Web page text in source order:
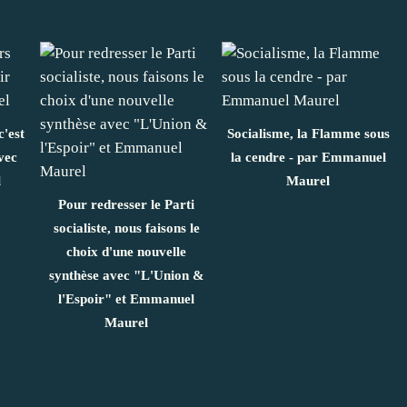
Pour redresser le Parti
socialiste, nous faisons le
choix d'une nouvelle
synthèse avec "L'Union &
l'Espoir" et Emmanuel
Maurel
Socialisme, la Flamme sous
la cendre - par Emmanuel
Maurel